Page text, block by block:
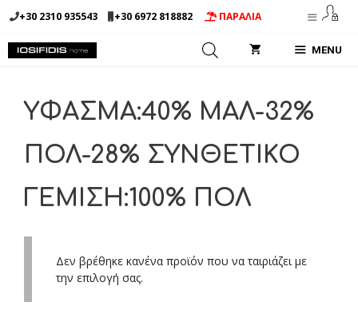
Μετάβαση
σε
περιεχόμενο
+30 2310 935543 +30 6972 818882 ΠΑΡΑΛΙΑ
MENU
ΥΦΑΣΜΑ:40% ΜΑΛ-32%
ΠΟΛ-28% ΣΥΝΘΕΤΙΚΟ
ΓΕΜΙΣΗ:100% ΠΟΛ
Δεν βρέθηκε κανένα προϊόν που να ταιριάζει με
την επιλογή σας.